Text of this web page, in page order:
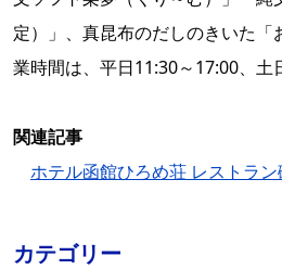
定）」、真昆布のだしのきいた「
業時間は、平日11:30～17:00、土
関連記事
ホテル函館ひろめ荘 レストラン
カテゴリー